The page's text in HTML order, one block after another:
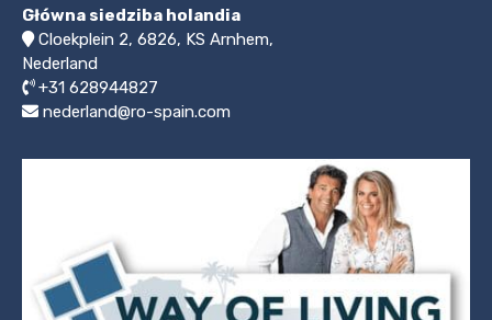
Główna siedziba holandia
Cloekplein 2, 6826, KS Arnhem,
Nederland
+31 628944827
nederland@ro-spain.com